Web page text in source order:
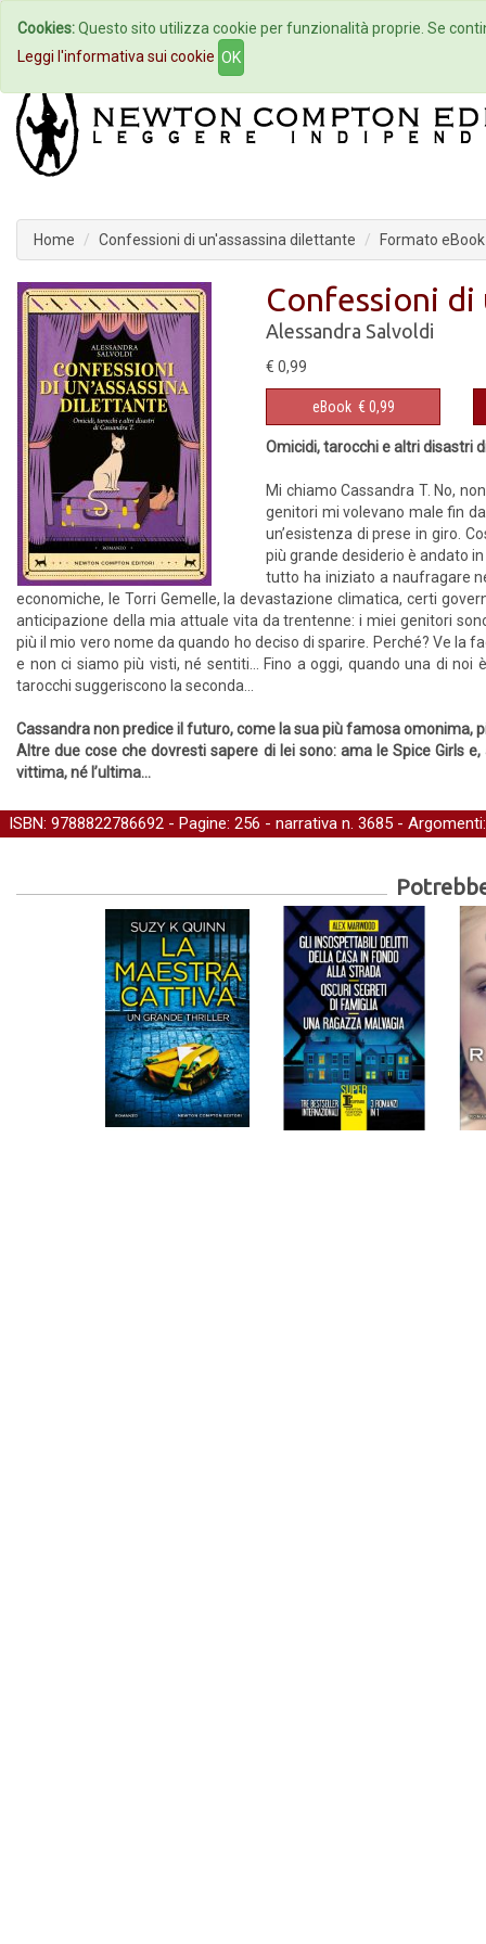
Home Autori Eventi
Home Confessioni di un'assassina dilettante Formato eBook
Confessioni di
Alessandra Salvoldi
€ 0,99
eBook € 0,99
Omicidi, tarocchi e altri disastri
Mi chiamo Cassandra T. No,
genitori mi volevano male fin
un’esistenza di prese in giro.
più grande desiderio è andato
tutto ha iniziato a naufragare
economiche, le Torri Gemelle, la devastazione climatica, certi
anticipazione della mia attuale vita da trentenne: i miei genitori
più il mio vero nome da quando ho deciso di sparire. Perché? Ve
e non ci siamo più visti, né sentiti... Fino a oggi, quando una di
tarocchi suggeriscono la seconda...
Cassandra non predice il futuro, come la sua più famosa omonima,
Altre due cose che dovresti sapere di lei sono: ama le Spice Girls
vittima, né l’ultima...
ISBN: 9788822786692 - Pagine: 256 - narrativa n. 3685 -
Cookies:Questo sito utilizza cookie per funzionalità proprie. Se
Leggi l'informativa sui cookie OK